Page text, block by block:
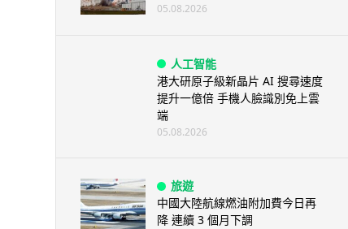
05.08.2026
人工智能
港大研原子級新晶片 AI 搜尋速度
提升一億倍 手機人臉識別免上雲
端
05.08.2026
旅遊
中國大陸航線燃油附加費今日再
降 連續 3 個月下調